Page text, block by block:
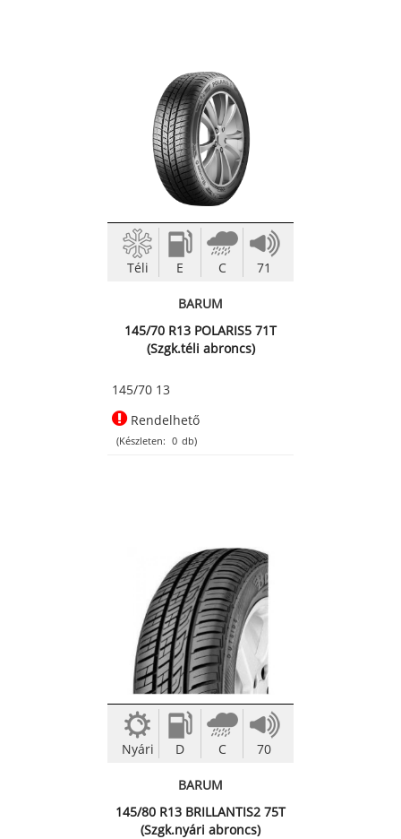
Téli E C 71
BARUM
145/70 R13 POLARIS5 71T
(Szgk.téli abroncs)
145/70 13
Rendelhető
(Készleten: 0 db)
Nyári D C 70
BARUM
145/80 R13 BRILLANTIS2 75T
(Szgk.nyári abroncs)